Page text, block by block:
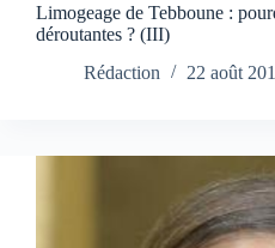
Limogeage de Tebboune :
déroutantes ? (III)
Rédaction
22 août